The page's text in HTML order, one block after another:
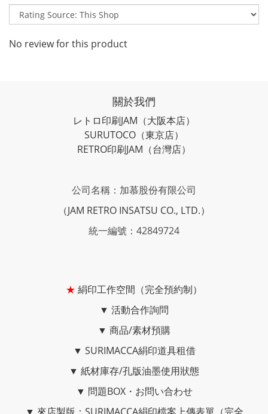
No review for this product
關於我們
レトロ印刷JAM （大阪本店）
SURUTOCO （東京店）
RETRO印刷JAM （台灣店）
公司名稱：加慕股份有限公司
（JAM RETRO INSATSU CO., LTD.）
統一編號：42849724
★ 絹印工作空間（完全預約制）
▼ 活動合作詢問
▼ 商品/素材預購
▼ SURIMACCA絹印道具租借
▼ 紙材庫存/孔版油墨使用狀態
▼ 問題BOX・お問い合わせ